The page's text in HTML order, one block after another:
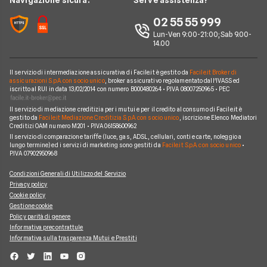
Chi siamo
Perché scegliere Facile.it
Mappa del sito
Aruba
Eolo
Operatori Internet Casa
Notizie internet casa
Domande frequenti internet casa 02 55 55 999
Lun-Ven 9:00-21:00; Sab 9.00-
14.00
Il servizio di intermediazione assicurativa di Facile.it è gestito da Facile.it Broker di
assicurazioni S.p.A. con socio unico, broker assicurativo regolamentato dall'IVASS ed
iscritto al RUI in data 13/02/2014 con numero B000480264 • P.IVA 08007250965 • PEC
Il servizio di mediazione creditizia per i mutui e per il credito al consumo di Facile.it è
gestito da Facile.it Mediazione Creditizia S.p.A. con socio unico , iscrizione Elenco Mediatori
Creditizi OAM numero M201 • P.IVA 06158600962
Il servizio di comparazione tariffe (luce, gas, ADSL, cellulari, conti e carte, noleggio a
lungo termine) ed i servizi di marketing sono gestiti da Facile.it S.p.A. con socio unico•
P.IVA 07902950968
Condizioni Generali di Utilizzo del Servizio
Privacy policy
Cookie policy
Gestione cookie
Policy parità di genere
Informativa precontrattule
Informativa sulla trasparenza Mutui e Prestiti